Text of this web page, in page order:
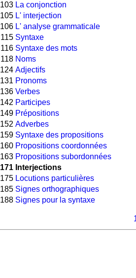
103 La conjonction
105 L' interjection
106 L' analyse grammaticale
115 Syntaxe
116 Syntaxe des mots
118 Noms
124 Adjectifs
131 Pronoms
136 Verbes
142 Participes
149 Prépositions
152 Adverbes
159 Syntaxe des propositions
160 Propositions coordonnées
163 Propositions subordonnées
171 Interjections
175 Locutions particulières
185 Signes orthographiques
188 Signes pour la syntaxe